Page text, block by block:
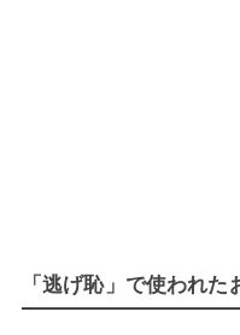
「逃げ恥」で使われた